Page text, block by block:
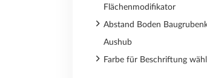
Flächenmodifikator
Abstand Boden
Aushub
Farbe für Beschriftung